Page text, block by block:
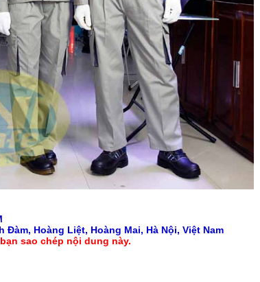
Hoàng Liệt, Hoàng Mai, Hà Nội, Việt Nam
sao chép nội dung này.